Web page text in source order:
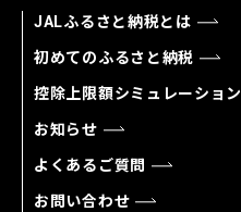
JALふるさと納税とは
初めてのふるさと納税
控除上限額シミュレーション
お知らせ
よくあるご質問
お問い合わせ